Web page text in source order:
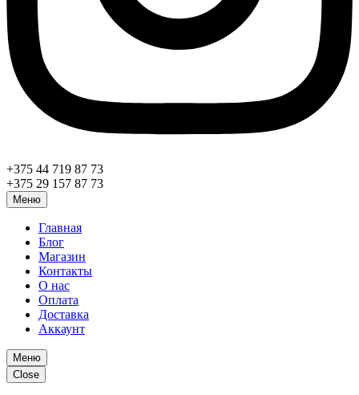
+375 44 719 87 73
+375 29 157 87 73
Меню
Главная
Блог
Магазин
Контакты
О нас
Оплата
Доставка
Аккаунт
Меню
Close